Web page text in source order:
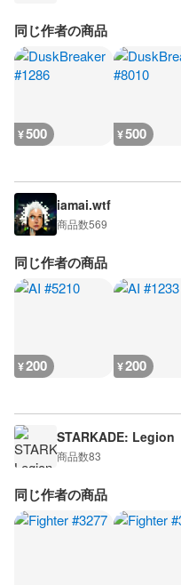
同じ作者の商品
¥500 ¥500
iamai.wtf
商品数569
同じ作者の商品
¥200 ¥200
STARKADE: Legion
商品数83
同じ作者の商品